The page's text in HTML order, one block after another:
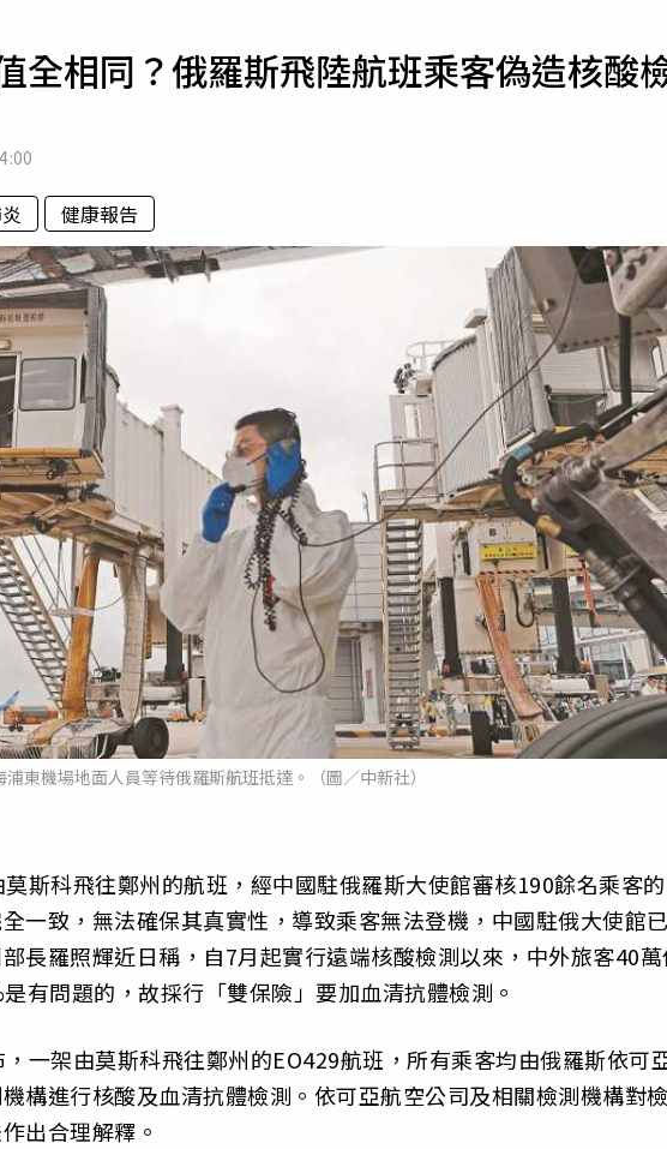
專欄
運勢
全相同？俄羅斯飛陸航班乘客偽造核酸
健康報告
浦東機場地面人員等待俄羅斯航班抵達。（圖／中新社）
斯科飛往鄭州的航班，經中國駐俄羅斯大使館審核190餘名乘客的
一致，無法確保其真實性，導致乘客無法登機，中國駐俄大使館
長羅照輝近日稱，自7月起實行遠端核酸檢測以來，中外旅客40
有問題的，故採行「雙保險」要加血清抗體檢測。
一架由莫斯科飛往鄭州的EO429航班，所有乘客均由俄羅斯依可
構進行核酸及血清抗體檢測。依可亞航空公司及相關檢測機構對
出合理解釋。